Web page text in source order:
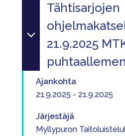
Tähtisarjojen
21.9.2025
Ajankohta
21.9.2025 - 21.9.2025
Järjestäjä
Myllypuron